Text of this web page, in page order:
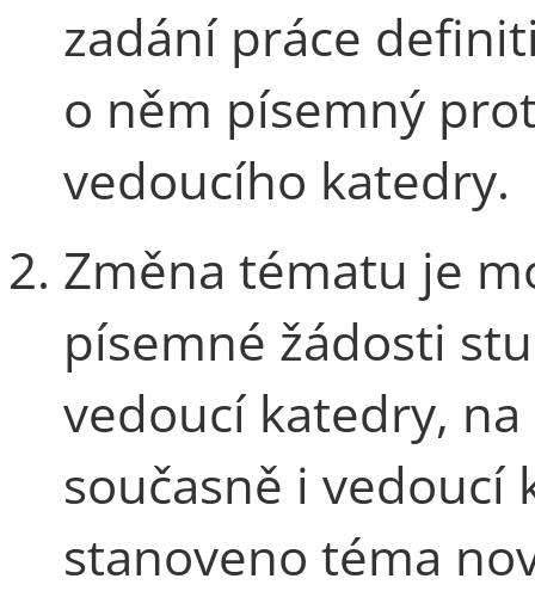
zadání práce
o něm písemný
vedoucího katedry.
Změna tématu je
písemné žádosti
vedoucí katedry,
současně i
stanoveno téma